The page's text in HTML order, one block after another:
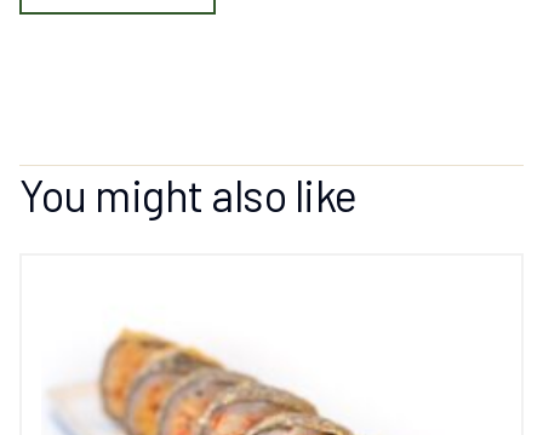
You might also like